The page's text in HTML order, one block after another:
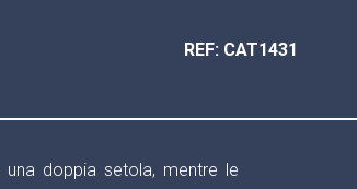
REF: CAT1431
doppia setola, mentre le